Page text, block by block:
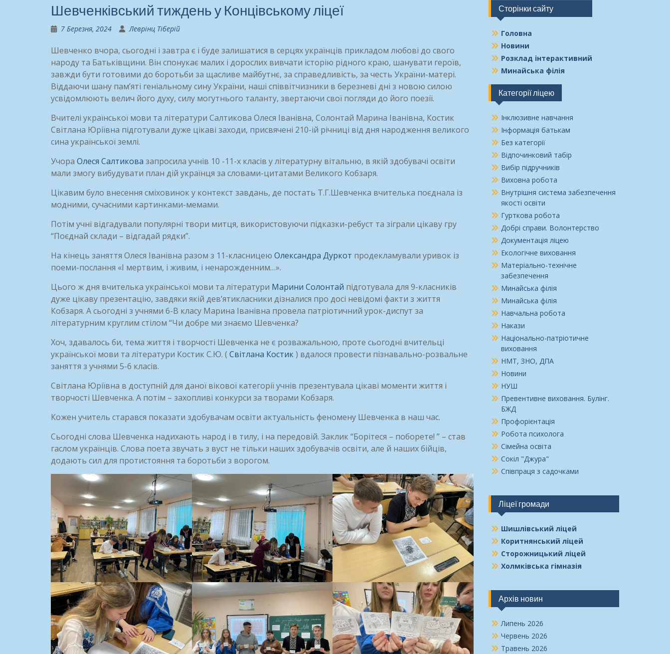
Шевченківський тиждень у Концівському ліцеї
7 Березня, 2024 Леврінц Тіберій
Шевченко вчора, сьогодні і завтра є і буде залишатися в серцях українців прикладом любові до свого
народу та Батьківщини. Він спонукає малих і дорослих вивчати історію рідного краю, шанувати героїв,
завжди бути готовими до боротьби за щасливе майбутнє, за справедливість, за честь України-матері.
Віддаючи шану пам’яті геніальному сину України, наші співвітчизники в березневі дні з новою силою
усвідомлюють велич його духу, силу могутнього таланту, звертаючи свої погляди до його поезії.
Вчителі української мови та літератури Салтикова Олеся Іванівна, Солонтай Марина Іванівна, Костик
Світлана Юріївна підготували дуже цікаві заходи, присвячені 210-ій річниці від дня народження великого
сина української землі.
Учора Олеся Салтикова запросила учнів 10 -11-х класів у літературну вітальню, в якій здобувачі освіти
мали змогу вибудувати план дій українця за словами-цитатами Великого Кобзаря.
Цікавим було внесення сміховинок у контекст завдань, де постать Т.Г.Шевченка вчителька поєднала із
модними, сучасними картинками-мемами.
Потім учні відгадували популярні твори митця, використовуючи підказки-ребуст та зіграли цікаву гру
“Поєднай склади – відгадай рядки”.
На кінець заняття Олеся Іванівна разом з 11-класницею Олександра Дуркот продекламували уривок із
поеми-послання «І мертвим, і живим, і ненарожденним…».
Цього ж дня вчителька української мови та літератури Марини Солонтай підготувала для 9-класників
дуже цікаву презентацію, завдяки якій дев’ятикласники дізналися про досі невідомі факти з життя
Кобзаря. А сьогодні з учнями 6-В класу Марина Іванівна провела патріотичний урок-диспут за
літературним круглим стілом “Чи добре ми знаємо Шевченка?
Хоч, здавалось би, тема життя і творчості Шевченка не є розважальною, проте сьогодні вчительці
української мови та літератури Костик С.Ю. ( Світлана Костик ) вдалося провести пізнавально-розвальне
заняття з учнями 5-6 класів.
Світлана Юріївна в доступній для даної вікової категорії учнів презентувала цікаві моменти життя і
творчості Шевченка. А потім – захопливі конкурси за творами Кобзаря.
Кожен учитель старався показати здобувачам освіти актуальність феномену Шевченка в наш час.
Сьогодні слова Шевченка надихають народ і в тилу, і на передовій. Заклик “Борітеся – поборете! ” – став
гаслом українців. Слова поета звучать з вуст не тільки наших здобувачів освіти, але й наших бійців,
додають сил для протистояння та боротьби з ворогом.
Сторінки сайту
Головна
Новини
Розклад інтерактивний
Минайська філія
Категорії ліцею
Інклюзивне навчання
Інформація батькам
Без категорії
Відпочинковий табір
Вибір підручників
Виховна робота
Внутрішня система забезпечення
якості освіти
Гурткова робота
Добрі справи. Волонтерство
Документація ліцею
Екологічне виховання
Матеріально-технічне
забезпечення
Минайська філія
Минайська філія
Навчальна робота
Накази
Національно-патріотичне
виховання
НМТ, ЗНО, ДПА
Новини
НУШ
Превентивне виховання. Булінг.
БЖД
Профорієнтація
Робота психолога
Сімейна освіта
Сокіл "Джура"
Співпраця з садочками
Ліцеї громади
Шишлівський ліцей
Коритнянський ліцей
Сторожницький ліцей
Холмківська гімназія
Архів новин
Липень 2026
Червень 2026
Травень 2026